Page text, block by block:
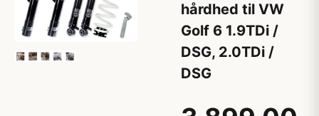
hårdhed til VW
Golf 6 1.9TDi /
DSG, 2.0TDi /
DSG